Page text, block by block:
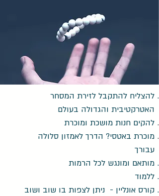
להצליח להתקבל לזירת המסחר
האטרקטיבית והגדולה בעולם
להקים חנות מושכת ומוכרת
מוכרת באטסי? הדרך לאמזון סלולה
עבורך
מותאם ומונגש לכל הרמות
ללמוד
קורס אונליין - ניתן לצפות בו שוב ושוב